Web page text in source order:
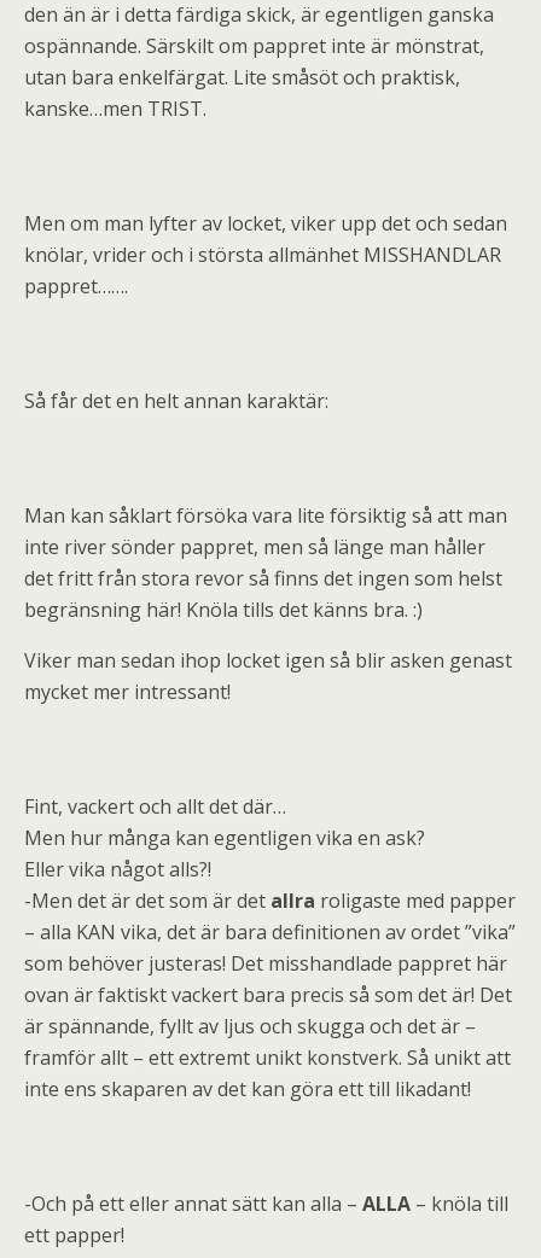
den än är i detta färdiga skick, är egentligen ganska
ospännande. Särskilt om pappret inte är mönstrat,
utan bara enkelfärgat. Lite småsöt och praktisk,
kanske…men TRIST.
Men om man lyfter av locket, viker upp det och sedan
knölar, vrider och i största allmänhet MISSHANDLAR
pappret…….
Så får det en helt annan karaktär:
Man kan såklart försöka vara lite försiktig så att man
inte river sönder pappret, men så länge man håller
det fritt från stora revor så finns det ingen som helst
begränsning här! Knöla tills det känns bra. :)
Viker man sedan ihop locket igen så blir asken genast
mycket mer intressant!
Fint, vackert och allt det där…
Men hur många kan egentligen vika en ask?
Eller vika något alls?!
-Men det är det som är det allra roligaste med papper
– alla KAN vika, det är bara definitionen av ordet ”vika”
som behöver justeras! Det misshandlade pappret här
ovan är faktiskt vackert bara precis så som det är! Det
är spännande, fyllt av ljus och skugga och det är –
framför allt – ett extremt unikt konstverk. Så unikt att
inte ens skaparen av det kan göra ett till likadant!
-Och på ett eller annat sätt kan alla – ALLA – knöla till
ett papper!